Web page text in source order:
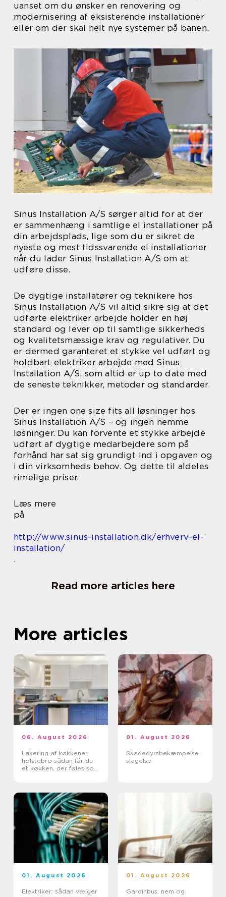
uanset om du ønsker en renovering og
modernisering af eksisterende installationer
eller om der skal helt nye systemer på banen.
Sinus Installation A/S sørger altid for at der
er sammenhæng i samtlige el installationer på
din arbejdsplads, lige som du er sikret de
nyeste og mest tidssvarende el installationer
når du lader Sinus Installation A/S om at
udføre disse.
De dygtige installatører og teknikere hos
Sinus Installation A/S vil altid sikre sig at det
udførte elektriker arbejde holder en høj
standard og lever op til samtlige sikkerheds
og kvalitetsmæssige krav og regulativer. Du
er dermed garanteret et stykke vel udført og
holdbart elektriker arbejde med Sinus
Installation A/S, som altid er up to date med
de seneste teknikker, metoder og standarder.
Der er ingen one size fits all løsninger hos
Sinus Installation A/S – og ingen nemme
løsninger. Du kan forvente et stykke arbejde
udført af dygtige medarbejdere som på
forhånd har sat sig grundigt ind i opgaven og
i din virksomheds behov. Og dette til aldeles
rimelige priser.
Læs mere
på
http://www.sinus-installation.dk/erhverv-el-
installation/
.
Read more articles here
More articles
06. August 2026
Lakering af køkkener
holstebro sådan får du
et køkken, der føles som
01. August 2026
Skadedyrsbekæmpelse
slagelse
01. August 2026
Elektriker: sådan vælger
01. August 2026
Gardinbus: nem og